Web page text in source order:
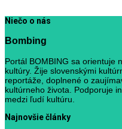
Niečo o nás
Bombing
Portál BOMBING sa orientuje
kultúry. Žije slovenskými
reportáže, doplnené o
kultúrneho života. Podporuje
medzi ľudí kultúru.
Najnovšie články